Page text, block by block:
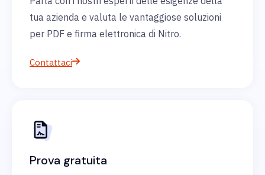
tua azienda e valuta le vantaggiose soluzioni
per PDF e firma elettronica di Nitro.
Contattaci
Prova gratuita